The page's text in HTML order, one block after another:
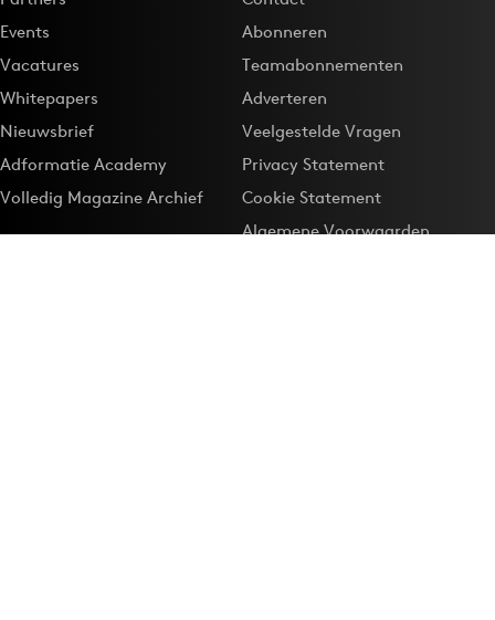
Events
Vacatures
Whitepapers
Nieuwsbrief
Adformatie Academy
Volledig Magazine Archief
Abonneren
Teamabonnementen
Adverteren
Veelgestelde Vragen
Privacy Statement
Cookie Statement
Algemene Voorwaarden